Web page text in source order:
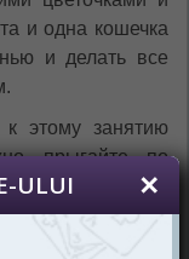
и одна кошечка
и делать все
этому занятию
прыгайте по
пользу природе,
Ведь наши